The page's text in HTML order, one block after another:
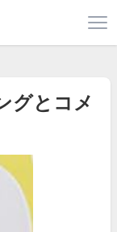
グとコメ